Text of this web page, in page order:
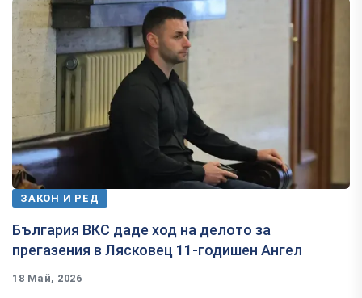
ЗАКОН И РЕД
България ВКС даде ход на делото за
прегазения в Лясковец 11-годишен Ангел
18 Май, 2026